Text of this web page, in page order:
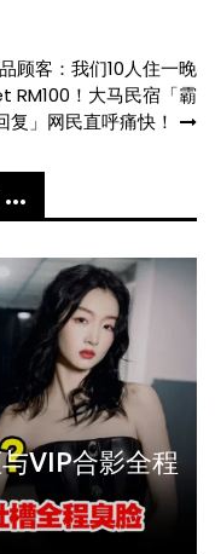
顾客：我们10人住一晚
RM100！大马民宿「霸
复」网民直呼痛快！
VIP合影全程